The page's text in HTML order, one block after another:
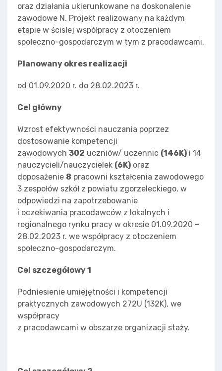
oraz działania ukierunkowane na doskonalenie
zawodowe N. Projekt realizowany na każdym
etapie w ścisłej współpracy z otoczeniem
społeczno-gospodarczym w tym z pracodawcami.
Planowany okres realizacji
od 01.09.2020 r. do 28.02.2023 r.
Cel główny
Wzrost efektywności nauczania poprzez
dostosowanie kompetencji
zawodowych 302 uczniów/ uczennic (146K) i 14
nauczycieli/nauczycielek (6K) oraz
doposażenie 8 pracowni kształcenia zawodowego
3 zespołów szkół z powiatu zgorzeleckiego, w
odpowiedzi na zapotrzebowanie
i oczekiwania pracodawców z lokalnych i
regionalnego rynku pracy w okresie 01.09.2020 –
28.02.2023 r. we współpracy z otoczeniem
społeczno-gospodarczym.
Cel szczegółowy 1
Podniesienie umiejętności i kompetencji
praktycznych zawodowych 272U (132K), we
współpracy
z pracodawcami w obszarze organizacji staży.